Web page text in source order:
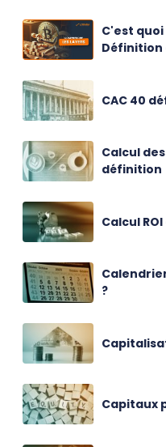
C'est
CAC 40
Calcul
définition
Calcul
?
Capitaux